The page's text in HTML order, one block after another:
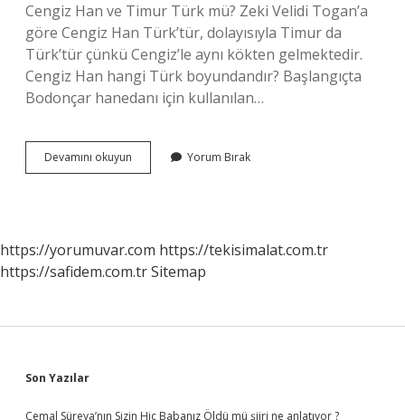
Cengiz Han ve Timur Türk mü? Zeki Velidi Togan’a
göre Cengiz Han Türk’tür, dolayısıyla Timur da
Türk’tür çünkü Cengiz’le aynı kökten gelmektedir.
Cengiz Han hangi Türk boyundandır? Başlangıçta
Bodonçar hanedanı için kullanılan…
Devamını okuyun
Han
Yorum Bırak
https://yorumuvar.com https://tekisimalat.com.tr
https://safidem.com.trSitemap
Sidebar
Son Yazılar
Cemal Süreya’nın Sizin Hiç Babanız Öldü mü şiiri ne anlatıyor ?